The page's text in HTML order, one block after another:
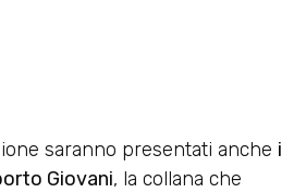
saranno presentati anche i
Giovani, la collana che